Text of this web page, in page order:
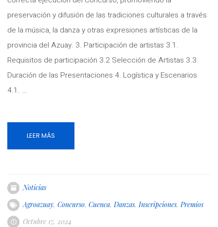
preservación y difusión de las tradiciones culturales a través
de la música, la danza y otras expresiones artísticas de la
provincia del Azuay. 3. Participación de artistas 3.1.
Requisitos de participación 3.2 Selección de Artistas 3.3.
Duración de las Presentaciones 4. Logística y Escenarios
4.1. …
LEER MÁS
Noticias
Agroazuay, Concurso, Cuenca,Danzas,Inscripciones,Premios
Octubre 17, 2024